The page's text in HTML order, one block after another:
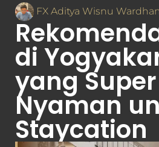
FX Aditya Wisnu
di
yang Super
Nyaman
Staycation